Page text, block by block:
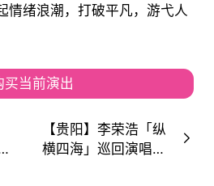
情绪浪潮，打破平凡，游弋人
买当前演出
【贵阳】李荣浩「纵
横四海」巡回演唱